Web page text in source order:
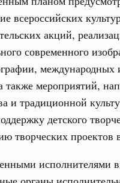
всероссийских
акций,
современного
международных
также мероприятий,
и традиционной
детского
творческих
исполнителями
5 августа, среда
по
посвящённой
«Экологическое
объём